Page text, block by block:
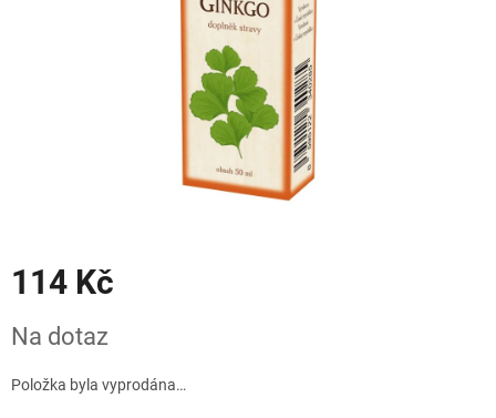
114 Kč
cena:
Na dotaz
Položka byla vyprodána…